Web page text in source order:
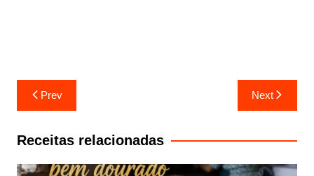
Navegação
de
artigos
Prev Next
Receitas relacionadas